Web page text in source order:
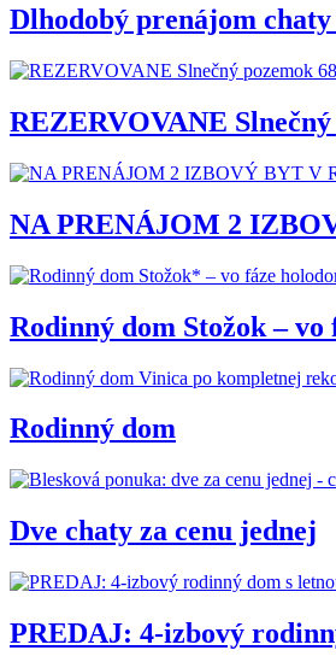
Dlhodobý prenájom
REZERVOVANE
NA PRENÁJOM 2
Rodinný dom Stožok –
Rodinný dom
Dve chaty za cenu jednej
PREDAJ: 4-izbový